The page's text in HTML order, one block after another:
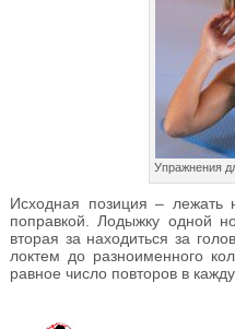
Упражнения
Исходная позиция – лежать
поправкой. Лодыжку одной
вторая за находиться за
локтем до разноименного
равное число повторов в